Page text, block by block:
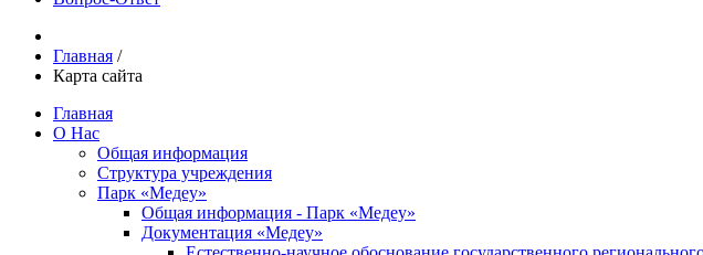
Главная /
Карта сайта
Главная
О Нас
Общая информация
Структура учреждения
Парк «Медеу»
Общая информация - Парк «Медеу»
Документация «Медеу»